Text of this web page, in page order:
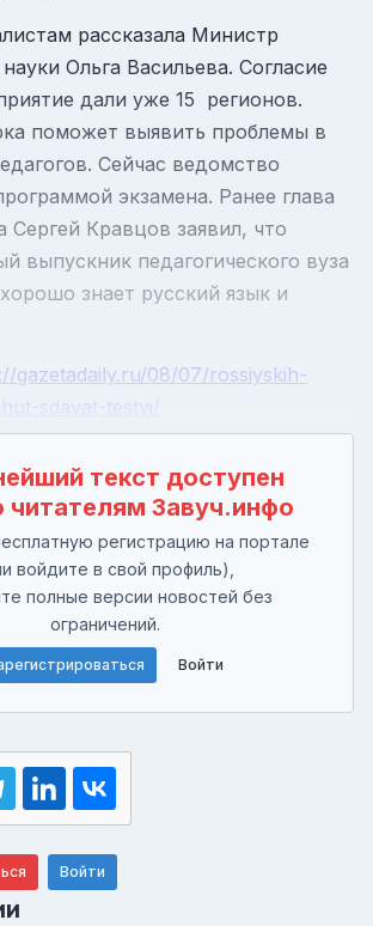
рассказала Министр
Ольга Васильева. Согласие
дали уже 15 регионов.
поможет выявить проблемы в
Сейчас ведомство
экзамена. Ранее глава
Сергей Кравцов заявил, что
выпускник педагогического вуза
знает русский язык и
gazetadaily.ru/08/07/rossiyskih-
текст доступен
читателям Завуч.инфо
регистрацию на портале
войдите в свой профиль),
полные версии новостей без
ограничений.
Войти
Войти